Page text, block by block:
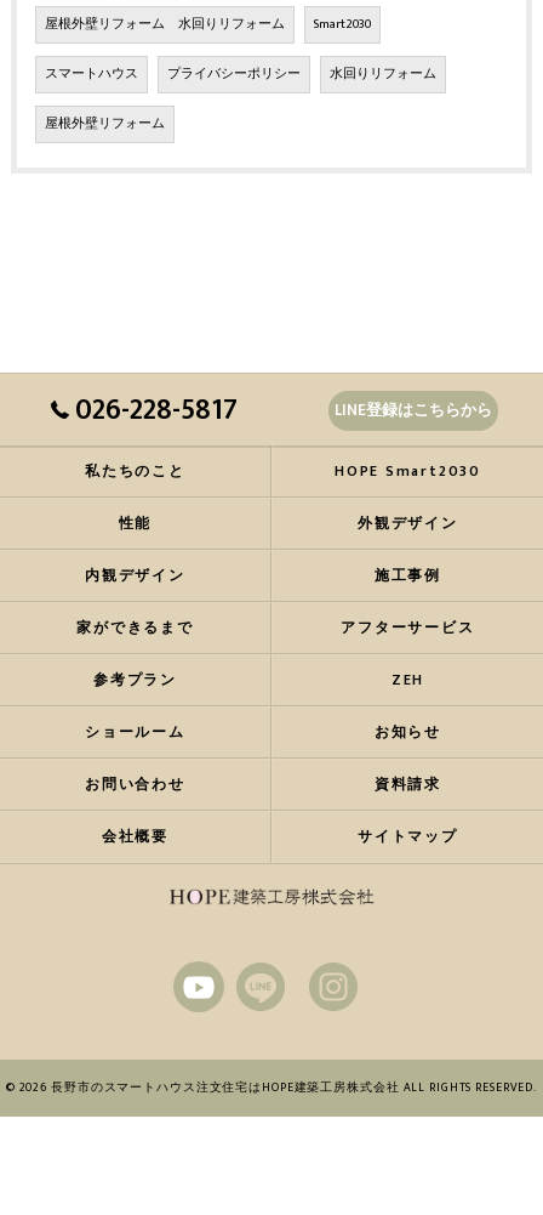
屋根外壁リフォーム 水回りリフォーム Smart2030
スマートハウス プライバシーポリシー 水回りリフォーム
屋根外壁リフォーム
026-228-5817 LINE登録はこちらから
私たちのこと HOPE Smart2030
性能 外観デザイン
内観デザイン 施工事例
家ができるまで アフターサービス
参考プラン ZEH
ショールーム お知らせ
お問い合わせ 資料請求
会社概要 サイトマップ
© 2026 長野市のスマートハウス注文住宅はHOPE建築工房株式会社 ALL RIGHTS RESERVED.